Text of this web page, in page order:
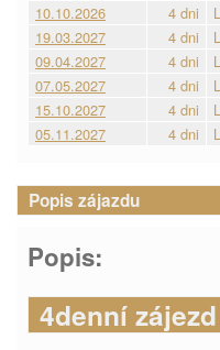
10.10.2026
4 dni
19.03.2027
4 dni
09.04.2027
4 dni
07.05.2027
4 dni
15.10.2027
4 dni
05.11.2027
4 dni
Popis zájazdu
Popis:
4denní